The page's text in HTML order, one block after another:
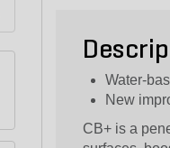
Water-
New
CB+ is a